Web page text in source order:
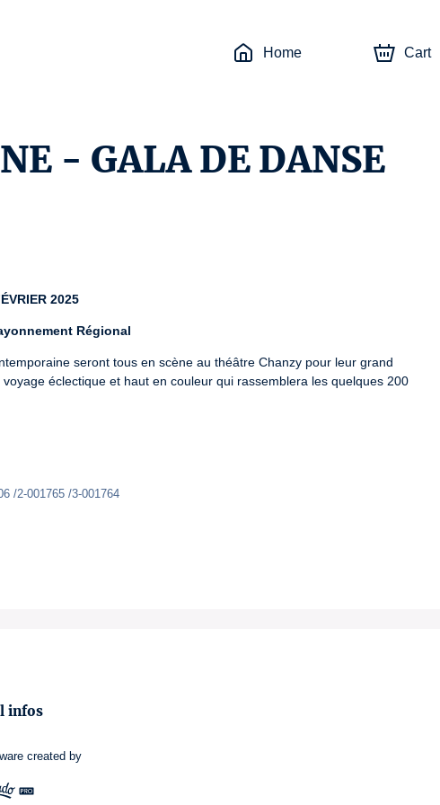
Home Cart
- GALA DE DANSE
2025
Régional
seront tous en scène au théâtre Chanzy pour leur grand
éclectique et haut en couleur qui rassemblera les quelques 200
/2-001765 /3-001764
infos
created by